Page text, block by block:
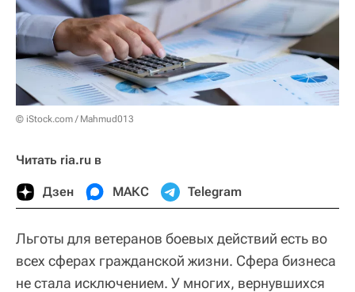
© iStock.com / Mahmud013
Читать ria.ru в
Дзен МАКС Telegram
Льготы для ветеранов боевых действий есть во
всех сферах гражданской жизни. Сфера бизнеса
не стала исключением. У многих, вернувшихся